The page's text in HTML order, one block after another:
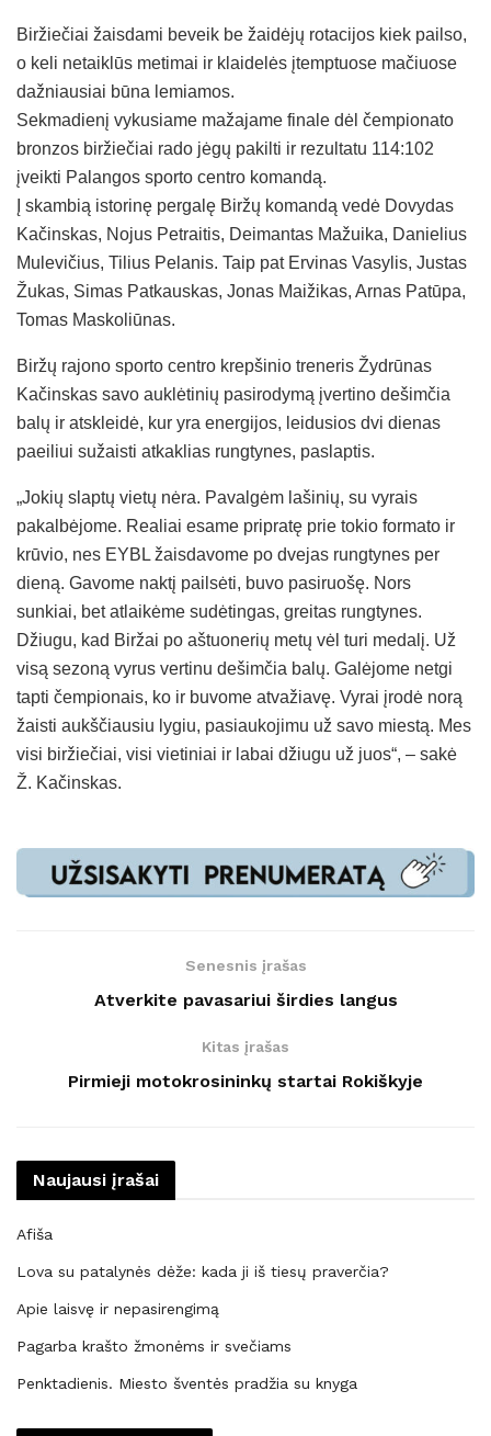
Biržiečiai žaisdami beveik be žaidėjų rotacijos kiek pailso,
o keli netaiklūs metimai ir klaidelės įtemptuose mačiuose
dažniausiai būna lemiamos.
Sekmadienį vykusiame mažajame finale dėl čempionato
bronzos biržiečiai rado jėgų pakilti ir rezultatu 114:102
įveikti Palangos sporto centro komandą.
Į skambią istorinę pergalę Biržų komandą vedė Dovydas
Kačinskas, Nojus Petraitis, Deimantas Mažuika, Danielius
Mulevičius, Tilius Pelanis. Taip pat Ervinas Vasylis, Justas
Žukas, Simas Patkauskas, Jonas Maižikas, Arnas Patūpa,
Tomas Maskoliūnas.
Biržų rajono sporto centro krepšinio treneris Žydrūnas
Kačinskas savo auklėtinių pasirodymą įvertino dešimčia
balų ir atskleidė, kur yra energijos, leidusios dvi dienas
paeiliui sužaisti atkaklias rungtynes, paslaptis.
„Jokių slaptų vietų nėra. Pavalgėm lašinių, su vyrais
pakalbėjome. Realiai esame pripratę prie tokio formato ir
krūvio, nes EYBL žaisdavome po dvejas rungtynes per
dieną. Gavome naktį pailsėti, buvo pasiruošę. Nors
sunkiai, bet atlaikėme sudėtingas, greitas rungtynes.
Džiugu, kad Biržai po aštuonerių metų vėl turi medalį. Už
visą sezoną vyrus vertinu dešimčia balų. Galėjome netgi
tapti čempionais, ko ir buvome atvažiavę. Vyrai įrodė norą
žaisti aukščiausiu lygiu, pasiaukojimu už savo miestą. Mes
visi biržiečiai, visi vietiniai ir labai džiugu už juos“, – sakė
Ž. Kačinskas.
Senesnis įrašas
Atverkite pavasariui širdies langus
Kitas įrašas
Pirmieji motokrosininkų startai Rokiškyje
Naujausi įrašai
Afiša
Lova su patalynės dėže: kada ji iš tiesų praverčia?
Apie laisvę ir nepasirengimą
Pagarba krašto žmonėms ir svečiams
Penktadienis. Miesto šventės pradžia su knyga